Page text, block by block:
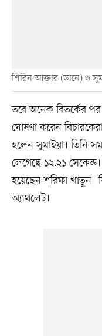
শিরিন আক্তার (ডানে) ও
তবে অনেক বিতর্কের পর
ঘোষণা করেন
হলেন সুমাইয়া। তিনি
লেগেছে ১২.২১
হয়েছেন শরিফা খাতুন।
অ্যাথলেট।